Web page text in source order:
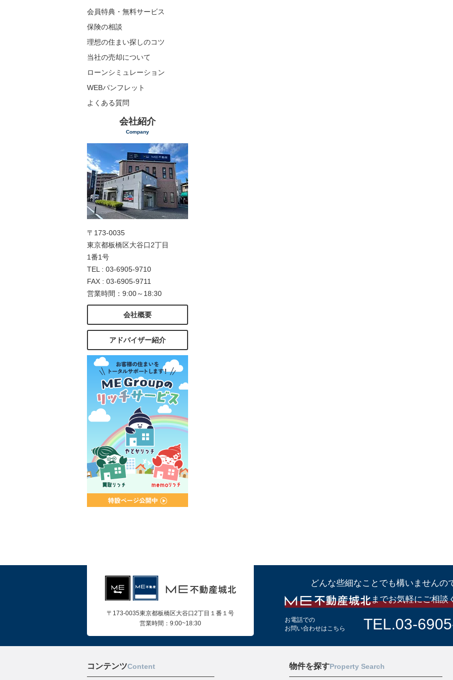
会員特典・無料サービス
保険の相談
理想の住まい探しのコツ
当社の売却について
ローンシミュレーション
WEBパンフレット
よくある質問
会社紹介
Company
〒173-0035
東京都板橋区大谷口2丁目
1番1号
TEL : 03-6905-9710
FAX : 03-6905-9711
営業時間：9:00～18:30
会社概要
アドバイザー紹介
〒173-0035東京都板橋区大谷口2丁目１番１号
営業時間：9:00~18:30
どんな些細なことでも構いませんの
までお気軽にご相談
お電話での
お問い合わせはこちら
TEL.03-
コンテンツContent 物件を探すProperty Search